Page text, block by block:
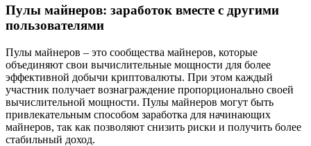
Пулы майнеров: заработок вместе с другими
пользователями
Пулы майнеров – это сообщества майнеров, которые
объединяют свои вычислительные мощности для более
эффективной добычи криптовалюты. При этом каждый
участник получает вознаграждение пропорционально своей
вычислительной мощности. Пулы майнеров могут быть
привлекательным способом заработка для начинающих
майнеров, так как позволяют снизить риски и получить более
стабильный доход.